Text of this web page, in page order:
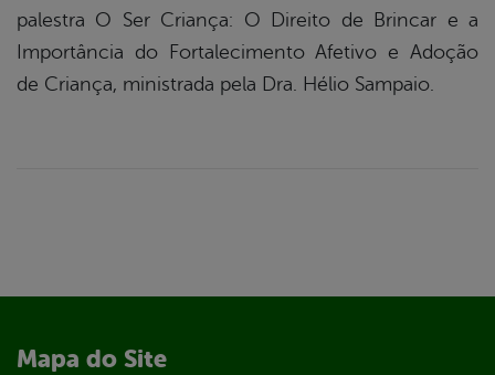
palestra O Ser Criança: O Direito de Brincar e a
Importância do Fortalecimento Afetivo e Adoção
de Criança, ministrada pela Dra. Hélio Sampaio.
Mapa do Site